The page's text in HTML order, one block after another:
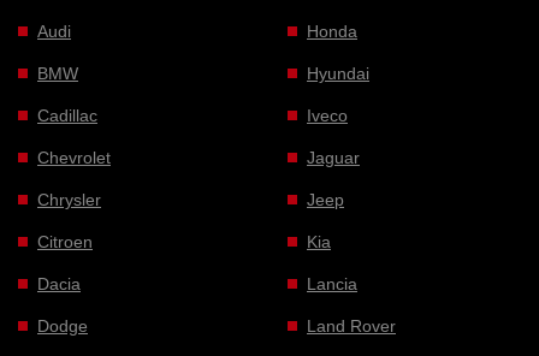
Audi
BMW
Cadillac
Chevrolet
Chrysler
Citroen
Dacia
Dodge
Honda
Hyundai
Iveco
Jaguar
Jeep
Kia
Lancia
Land Rover